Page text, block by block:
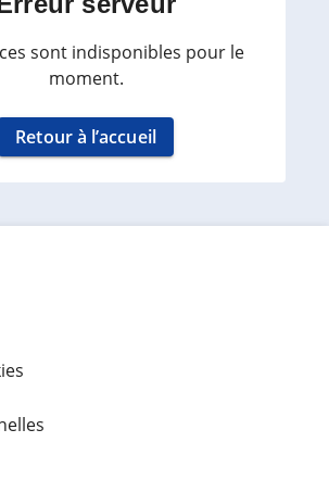
sont indisponibles pour le
moment.
Retour à l’accueil